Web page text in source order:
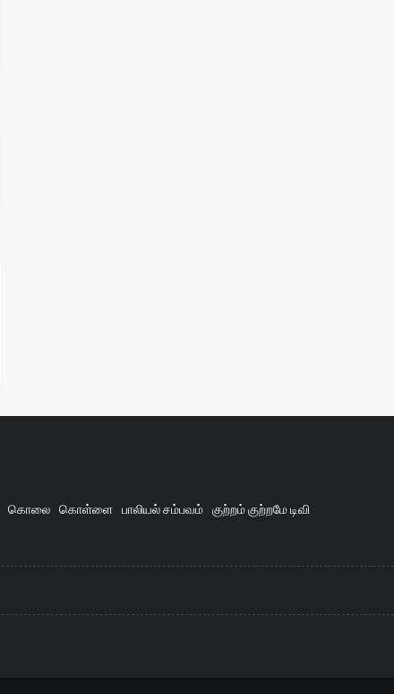
கொலை கொள்ளை பாலியல் சம்பவம் குற்றம் குற்றமே டிவி